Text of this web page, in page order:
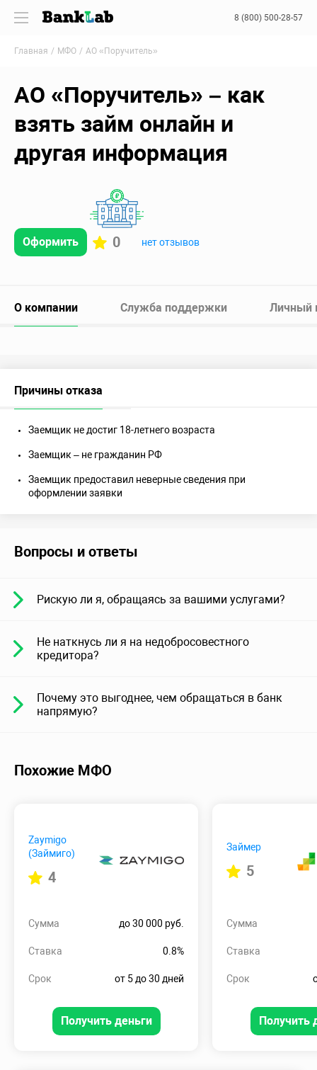
8 (800) 500-28-57
Главная МФО АО «Поручитель»
АО «Поручитель» – как
взять займ онлайн и
другая информация
Оформить 0 нет отзывов
О компании Служба поддержки Личный
Причины отказа
Заемщик не достиг 18-летнего возраста
Заемщик – не гражданин РФ
Заемщик предоставил неверные сведения при
оформлении заявки
Вопросы и ответы
Рискую ли я, обращаясь за вашими услугами?
Не наткнусь ли я на недобросовестного
кредитора?
Почему это выгоднее, чем обращаться в банк
напрямую?
Похожие МФО
Zaymigo
(Займиго)
4
Сумма до 30 000 руб.
Ставка 0.8%
Срок от 5 до 30 дней
Получить деньги
Займер
5
Сумма
Ставка
Срок
Получить